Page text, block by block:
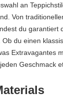
an
Von
du garantiert
du einen
Extravagantes
Geschmack